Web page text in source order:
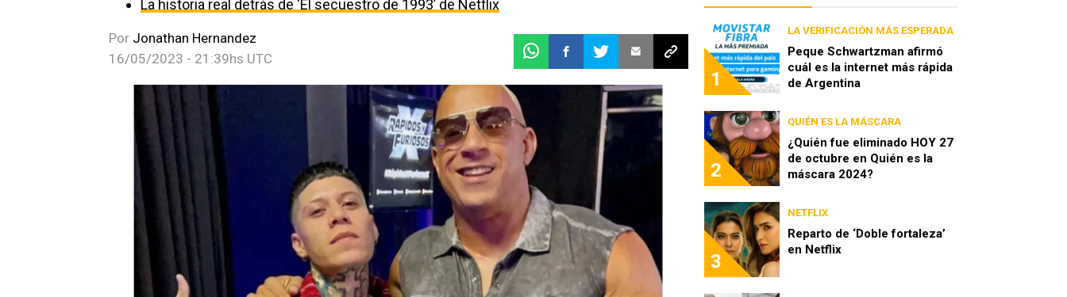
La historia real detrás de ‘El secuestro de 1993’ de Netflix
Por Jonathan Hernandez
16/05/2023 - 21:39hs UTC
1
LA VERIFICACIÓN MÁS ESPERADA
Peque Schwartzman afirmó
cuál es la internet más rápida
de Argentina
2
QUIÉN ES LA MÁSCARA
¿Quién fue eliminado HOY 27
de octubre en Quién es la
máscara 2024?
3
NETFLIX
Reparto de ‘Doble fortaleza’
en Netflix